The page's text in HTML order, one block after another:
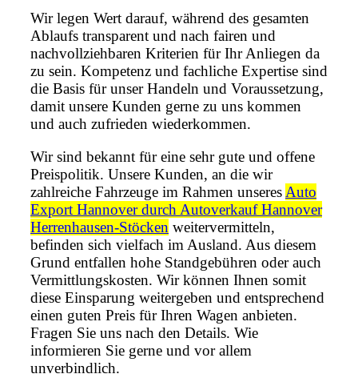
Wir legen Wert darauf, während des gesamten
Ablaufs transparent und nach fairen und
nachvollziehbaren Kriterien für Ihr Anliegen da
zu sein. Kompetenz und fachliche Expertise sind
die Basis für unser Handeln und Voraussetzung,
damit unsere Kunden gerne zu uns kommen
und auch zufrieden wiederkommen.
Wir sind bekannt für eine sehr gute und offene
Preispolitik. Unsere Kunden, an die wir
zahlreiche Fahrzeuge im Rahmen unseres Auto
Export Hannover durch Autoverkauf Hannover
Herrenhausen-Stöcken weitervermitteln,
befinden sich vielfach im Ausland. Aus diesem
Grund entfallen hohe Standgebühren oder auch
Vermittlungskosten. Wir können Ihnen somit
diese Einsparung weitergeben und entsprechend
einen guten Preis für Ihren Wagen anbieten.
Fragen Sie uns nach den Details. Wie
informieren Sie gerne und vor allem
unverbindlich.